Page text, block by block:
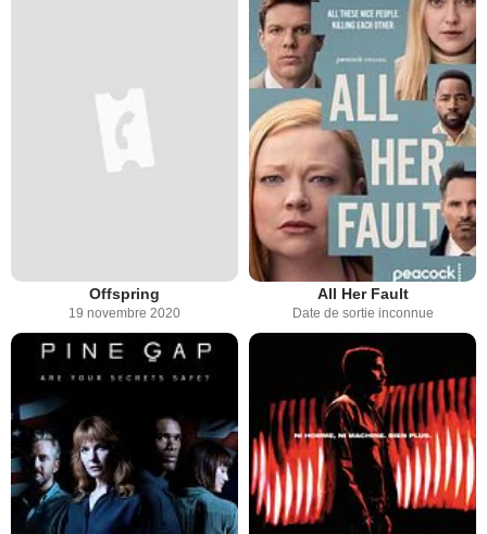
Offspring
19 novembre 2020
All Her Fault
Date de sortie inconnue